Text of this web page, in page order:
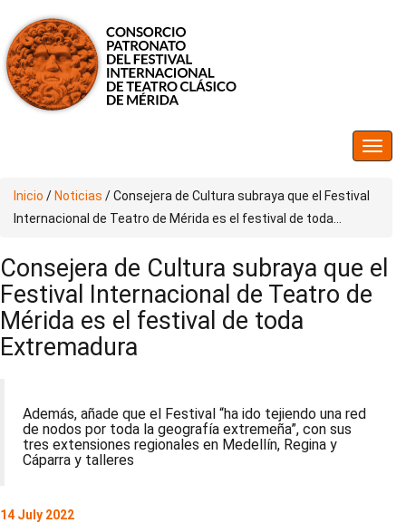
Inicio / Noticias /Consejera de Cultura subraya que el Festival
Internacional de Teatro de Mérida es el festival de toda...
Consejera de Cultura subraya que el
Festival Internacional de Teatro de
Mérida es el festival de toda
Extremadura
Además, añade que el Festival “ha ido tejiendo una red
de nodos por toda la geografía extremeña”, con sus
tres extensiones regionales en Medellín, Regina y
Cáparra y talleres
14 July 2022